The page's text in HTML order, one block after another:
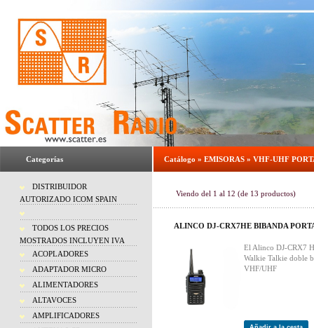
Categorías
DISTRIBUIDOR
AUTORIZADO ICOM SPAIN
TODOS LOS PRECIOS
MOSTRADOS INCLUYEN IVA
ACOPLADORES
ADAPTADOR MICRO
ALIMENTADORES
ALTAVOCES
AMPLIFICADORES
Catálogo » EMISORAS » VHF-UHF
Viendo del 1 al 12 (de 13 productos)
ALINCO DJ-CRX7HE BIBANDA
El Alinco DJ-CRX7
Walkie Talkie doble
VHF/UHF